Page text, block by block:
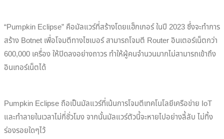
“Pumpkin Eclipse” คือมัลแวร์ที่สร้างโดยแฮ็กเกอร์ ในปี 2023 ซึ่งจะทำการ
สร้าง Botnet เพื่อโจมตีทางไซเบอร์ สามารถโจมตี Router อินเตอร์เน็ตกว่า
600,000 เครื่อง ให้ปิดลงอย่างถาวร ทำให้ผู้คนจำนวนมากไม่สามารถเข้าถึง
อินเทอร์เน็ตได้
Pumpkin Eclipse ถือเป็นมัลแวร์ที่เน้นการโจมตีเทคโนโลยีเครือข่าย IoT
และทำลายในเวลาไม่กี่ชั่วโมง จากนั้นมัลแวร์ตัวนี้จะหายไปอย่างลี้ลับ ไม่ทิ้ง
ร่องรอยใดๆไว้